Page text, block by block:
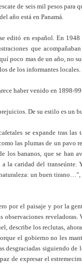
de seis mil pesos para
año está en Panamá.
editó en español. En
que
poco mas de un año, no
de los informantes locales.
haber venido en 1898-
De su estilo es un
se expande tras las
las plumas de un pavo
los bananos, que se han
la caridad del transeúnte.
un buen
por el paisaje y por la
observaciones
describe los reclutas,
el gobierno no les
desgraciadas siguiendo
de expresar el